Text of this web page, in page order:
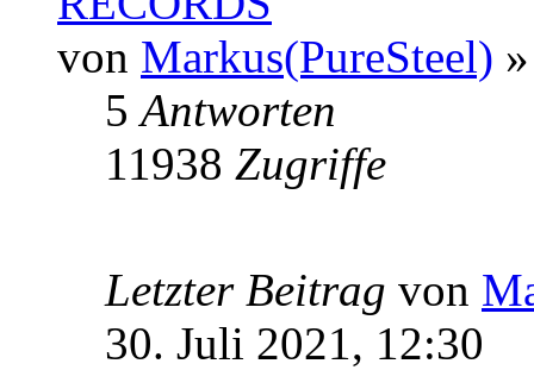
von Markus(PureSteel)
5Antworten
11938 Zugriffe
Letzter Beitrag von
30. Juli 2021, 12:30